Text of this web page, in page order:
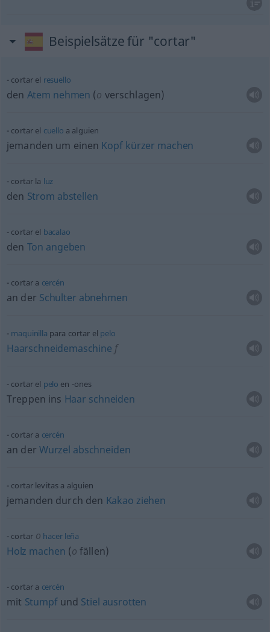
Beispielsätze für "cortar"
cortar el resuello
den Atem nehmen (o verschlagen)
cortar el cuello a alguien
jemanden um einen Kopf kürzer machen
cortar la luz
den Strom abstellen
cortar el bacalao
den Ton angeben
cortar a cercén
an der Schulter abnehmen
maquinilla para cortar el pelo
Haarschneidemaschine f
cortar el pelo en -ones
Treppen ins Haar schneiden
cortar a cercén
an der Wurzel abschneiden
cortar levitas a alguien
jemanden durch den Kakao ziehen
cortar o hacer leña
Holz machen (o fällen)
cortar a cercén
mit Stumpfund Stiel ausrotten